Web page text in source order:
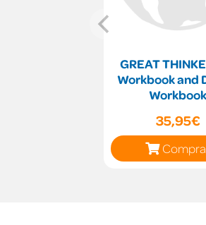
GREAT
Workbook and
Workbook
35,95€